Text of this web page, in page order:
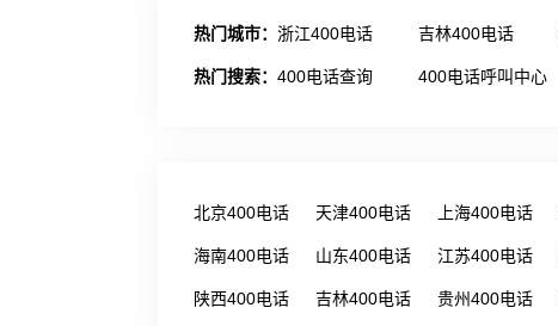
热门城市： 浙江400电话 吉林400电话
热门搜索： 400电话查询 400电话呼叫中心
北京400电话 天津400电话 上海400电话
海南400电话 山东400电话 江苏400电话
陕西400电话 吉林400电话 贵州400电话